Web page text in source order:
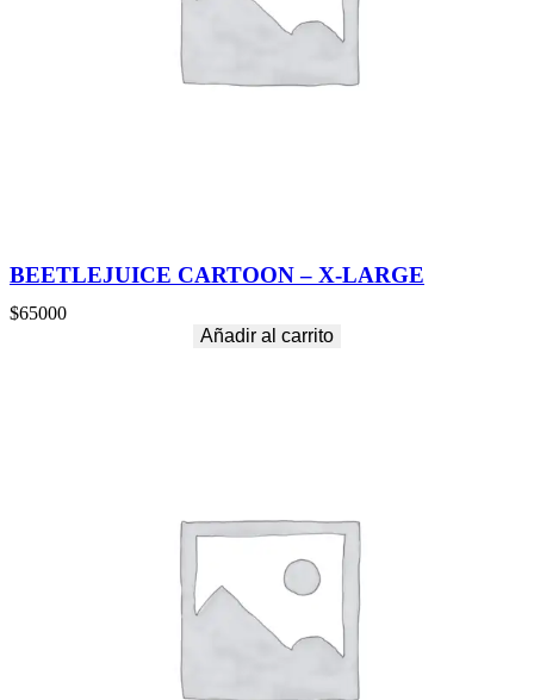
BEETLEJUICE CARTOON – X-LARGE
$65000
Añadir al carrito